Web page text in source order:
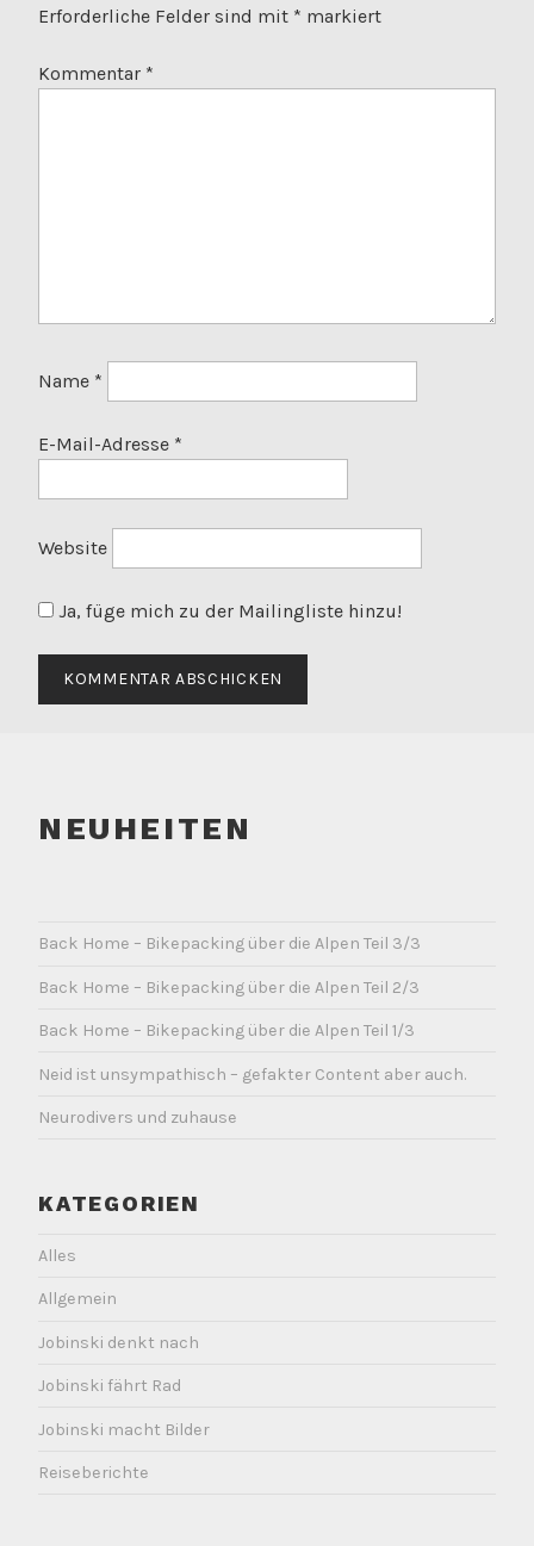
Erforderliche Felder sind mit * markiert
Kommentar *
Name *
E-Mail-Adresse *
Website
Ja, füge mich zu der Mailingliste hinzu!
NEUHEITEN
Back Home – Bikepacking über die Alpen Teil 3/3
Back Home – Bikepacking über die Alpen Teil 2/3
Back Home – Bikepacking über die Alpen Teil 1/3
Neid ist unsympathisch – gefakter Content aber auch.
Neurodivers und zuhause
KATEGORIEN
Alles
Allgemein
Jobinski denkt nach
Jobinski fährt Rad
Jobinski macht Bilder
Reiseberichte